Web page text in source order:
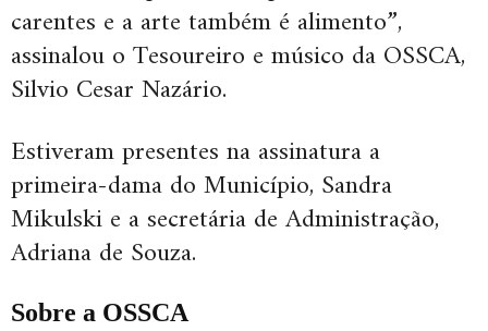
carentes e a arte também é alimento”,
assinalou o Tesoureiro e músico da OSSCA,
Silvio Cesar Nazário.
Estiveram presentes na assinatura a
primeira-dama do Município, Sandra
Mikulski e a secretária de Administração,
Adriana de Souza.
Sobre a OSSCA